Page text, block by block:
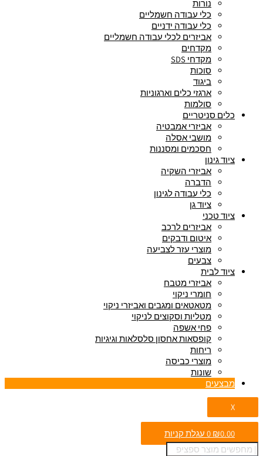
נורות
כלי עבודה חשמליים
כלי עבודה ידניים
אביזרים לכלי עבודה חשמליים
מקדחים
מקדחי SDS
סוכות
ביגוד
ארגזי כלים וארגוניות
סולמות
כלים סניטריים
אביזרי אמבטיה
מושבי אסלה
חסכמים ומסננות
ציוד גינון
אביזרי השקיה
הדברה
כלי עבודה לגינון
ציוד גן
ציוד טכני
אביזרים לרכב
איטום ודבקים
מוצרי עזר לצביעה
צבעים
ציוד לבית
אביזרי מטבח
חומרי ניקוי
מטאטאים ומגבים ואביזרי ניקוי
מטליות וסקוצים לניקוי
פחי אשפה
קופסאות אחסון סלסלאות וגיגיות
ריחות
מוצרי כביסה
שונות
מבצעים
X
₪0.00
0 עגלת קניות